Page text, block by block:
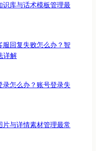
识库与话术模板管理最
服回复失败怎么办？智
详解
怎么办？账号登录失
与详情素材管理最常